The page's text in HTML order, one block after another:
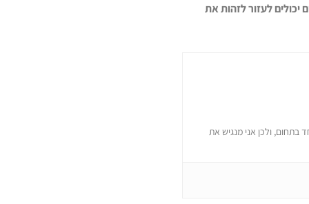
יכולים לעזור לזהות את
בתחום, ולכן אני מנגיש את